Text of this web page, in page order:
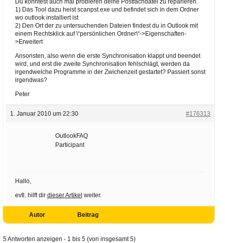
Du könntest auch mal probieren deine Postfachdatei zu reparieren.
1) Das Tool dazu heist scanpst.exe und befindet sich in dem Ordner
wo outlook installiert ist
2) Den Ort der zu untersuchenden Dateien findest du in Outlook mit
einem Rechtsklick auf \“persönlichen Ordner\“->Eigenschaften-
>Erweitert
Ansonsten, also wenn die erste Synchronisation klappt und beendet
wird, und erst die zweite Synchronisation fehlschlägt, werden da
irgendwelche Programme in der Zwichenzeit gestartet? Passiert sonst
irgendwas?
Peter
1. Januar 2010 um 22:30 #176313
OutlookFAQ
Participant
Hallo,
evtl. hilft dir dieser Artikel weiter.
Autor Beitrag
5 Antworten anzeigen - 1 bis 5 (von insgesamt 5)